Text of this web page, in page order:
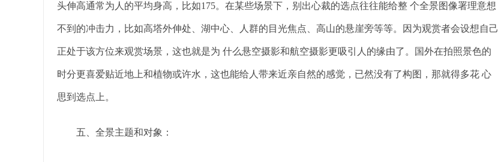
头伸高通常为人的平均身高，比如175。在某些场景下，别出心裁的选点往往能给整 个全景图像署理意想
不到的冲击力，比如高塔外伸处、湖中心、人群的目光焦点、高山的悬崖旁等等。因为观赏者会设想自己
正处于该方位来观赏场景，这也就是为 什么悬空摄影和航空摄影更吸引人的缘由了。国外在拍照景色的
时分更喜爱贴近地上和植物或许水，这也能给人带来近亲自然的感觉，已然没有了构图，那就得多花 心
思到选点上。
五、全景主题和对象：